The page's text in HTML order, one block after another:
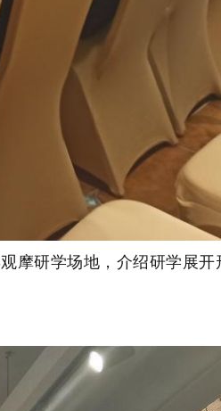
摩研学场地，介绍研学展